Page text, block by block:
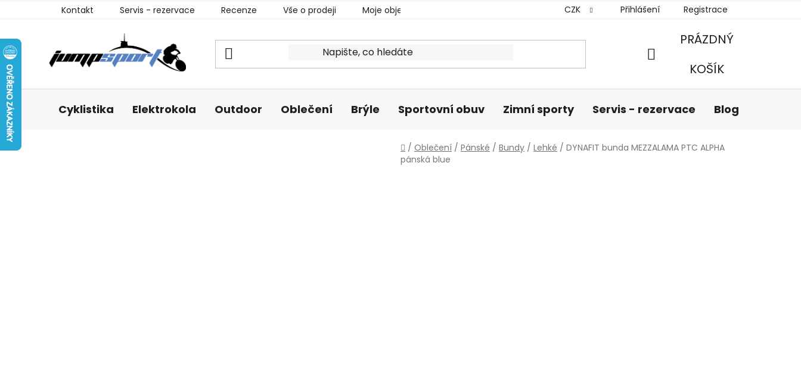
Kontakt Servis - rezervace Recenze Vše o prodeji Moje objednávka CZK Přihlášení Registrace
NÁKUPNÍ
PRÁZDNÝ
KOŠÍK
Cyklistika Elektrokola Outdoor Oblečení Brýle Sportovní obuv Zimní sporty Servis - rezervace Blog
Domů
/ Oblečení / Pánské / Bundy / Lehké / DYNAFIT bunda MEZZALAMA PTC ALPHA
pánská blue